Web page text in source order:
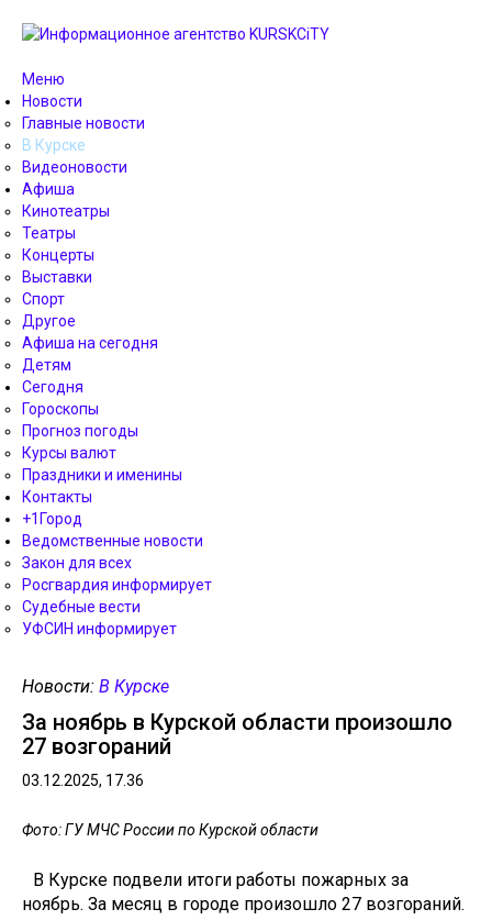
Меню
Новости
Главные новости
В Курске
Видеоновости
Афиша
Кинотеатры
Театры
Концерты
Выставки
Спорт
Другое
Афиша на сегодня
Детям
Сегодня
Гороскопы
Прогноз погоды
Курсы валют
Праздники и именины
Контакты
+1Город
Ведомственные новости
Закон для всех
Росгвардия информирует
Судебные вести
УФСИН информирует
Новости: В Курске
За ноябрь в Курской области произошло
27 возгораний
03.12.2025, 17.36
Фото: ГУ МЧС России по Курской области
В Курске подвели итоги работы пожарных за
ноябрь. За месяц в городе произошло 27 возгораний.